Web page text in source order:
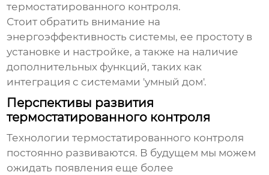
термостатированного контроля.
Стоит обратить внимание на
энергоэффективность системы, ее простоту в
установке и настройке, а также на наличие
дополнительных функций, таких как
интеграция с системами 'умный дом'.
Перспективы развития
термостатированного контроля
Технологиитермостатированного контроля
постоянно развиваются. В будущем мы можем
ожидать появления еще более